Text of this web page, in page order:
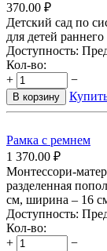
370.00 ₽
Детский сад по
для детей
Доступность:
Кол-во:
+
−
В корзину
Рамка с ремнем
1 370.00 ₽
Монтессори-
разделенная
см, ширина – 16
Доступность:
Кол-во:
+
−